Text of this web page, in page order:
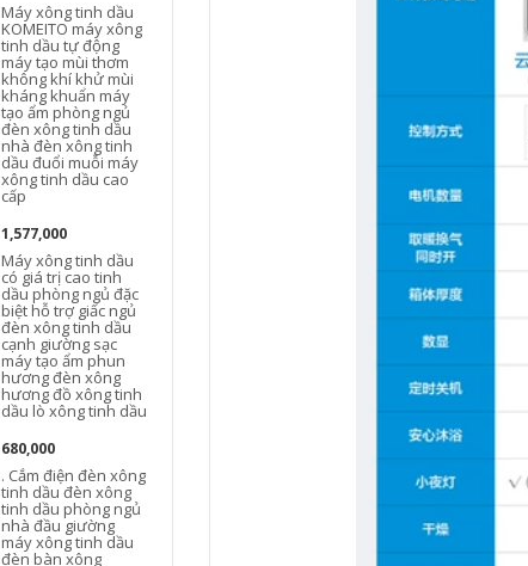
Máy xông tinh dầu
KOMEITO máy xông
tinh dầu tự động
máy tạo mùi thơm
không khí khử mùi
kháng khuẩn máy
tạo ẩm phòng ngủ
đèn xông tinh dầu
nhà đèn xông tinh
dầu đuổi muỗi máy
xông tinh dầu cao
cấp
1,577,000
Máy xông tinh dầu
có giá trị cao tinh
dầu phòng ngủ đặc
biệt hỗ trợ giấc ngủ
đèn xông tinh dầu
cạnh giường sạc
máy tạo ẩm phun
hương đèn xông
hương đồ xông tinh
dầu lò xông tinh dầu
680,000
. Cắm điện đèn xông
tinh dầu đèn xông
tinh dầu phòng ngủ
nhà đầu giường
máy xông tinh dầu
đèn bàn xông